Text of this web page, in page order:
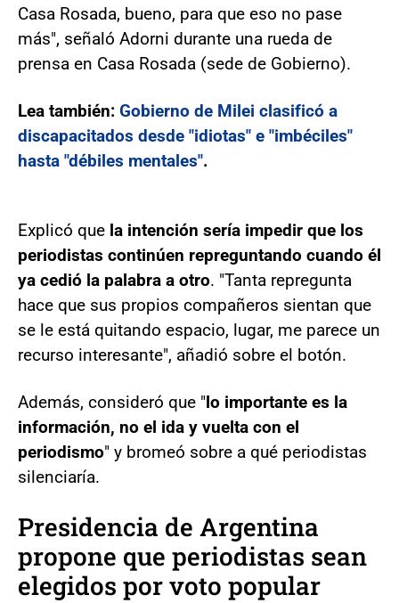
Casa Rosada, bueno, para que eso no pase
más", señaló Adorni durante una rueda de
prensa en Casa Rosada (sede de Gobierno).
Lea también: Gobierno de Milei clasificó a
discapacitados desde "idiotas" e "imbéciles"
hasta "débiles mentales".
Explicó que la intención sería impedir que los
periodistas continúen repreguntando cuando él
ya cedió la palabra a otro. "Tanta repregunta
hace que sus propios compañeros sientan que
se le está quitando espacio, lugar, me parece un
recurso interesante", añadió sobre el botón.
Además, consideró que "lo importante es la
información, no el ida y vuelta con el
periodismo" y bromeó sobre a qué periodistas
silenciaría.
Presidencia de Argentina
propone que periodistas sean
elegidos por voto popular